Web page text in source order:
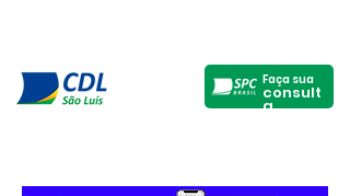
Faça sua
consult
a